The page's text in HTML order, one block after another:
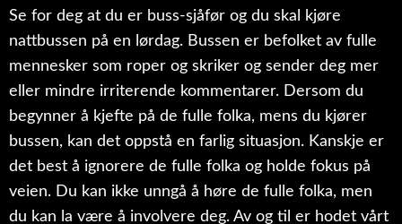
Se for deg at du er buss-sjåfør og du skal kjøre
nattbussen på en lørdag. Bussen er befolket av fulle
mennesker som roper og skriker og sender deg mer
eller mindre irriterende kommentarer. Dersom du
begynner å kjefte på de fulle folka, mens du kjører
bussen, kan det oppstå en farlig situasjon. Kanskje er
det best å ignorere de fulle folka og holde fokus på
veien. Du kan ikke unngå å høre de fulle folka, men
du kan la være å involvere deg. Av og til er hodet vårt